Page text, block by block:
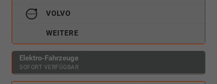
VOLVO
WEITERE
Elektro-Fahrzeuge
SOFORT VERFÜGBAR